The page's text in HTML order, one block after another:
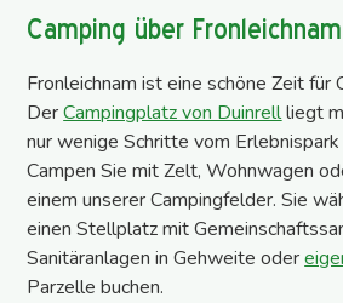
Camping über
Fronleichnam ist eine schöne Zeit für
DerCampingplatz von Duinrellliegt
nur wenige Schritte vom
Campen Sie mit Zelt, Wohnwagen
einem unserer Campingfelder. Sie
einen Stellplatz mit
Sanitäranlagen in Gehweite oder
Parzelle buchen.